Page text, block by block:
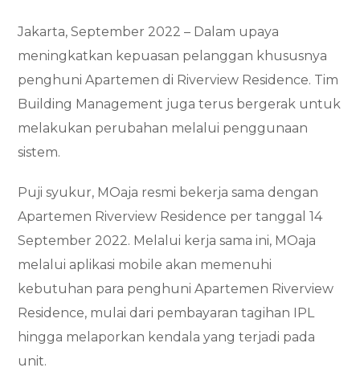
Jakarta, September 2022 – Dalam upaya
meningkatkan kepuasan pelanggan khususnya
penghuni Apartemen di Riverview Residence. Tim
Building Management juga terus bergerak untuk
melakukan perubahan melalui penggunaan
sistem.
Puji syukur, MOaja resmi bekerja sama dengan
Apartemen Riverview Residence per tanggal 14
September 2022. Melalui kerja sama ini, MOaja
melalui aplikasi mobile akan memenuhi
kebutuhan para penghuni Apartemen Riverview
Residence, mulai dari pembayaran tagihan IPL
hingga melaporkan kendala yang terjadi pada
unit.